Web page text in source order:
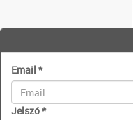
Email *
Jelszó*